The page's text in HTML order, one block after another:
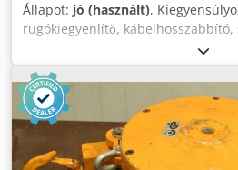
Állapot: jó (használt),
rugókiegyenlítő,
Tecna, 9190-es típusú
kg - Kötél hossza: 1600 mm -
kapható Csdpfxsvqbgzs Ab Eorf -
Nettó tömeg: 0,6 kg